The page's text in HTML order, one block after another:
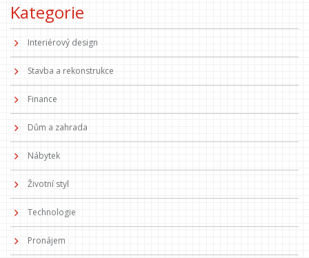
Kategorie
Interiérový design
Stavba a rekonstrukce
Finance
Dům a zahrada
Nábytek
Životní styl
Technologie
Pronájem